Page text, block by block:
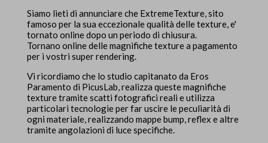
Siamo lieti di annunciare che ExtremeTexture, sito
famoso per la sua eccezionale qualità delle texture, e'
tornato online dopo un periodo di chiusura.
Tornano online delle magnifiche texture a pagamento
per i vostri super rendering.
Vi ricordiamo che lo studio capitanato da Eros
Paramento di PicusLab, realizza queste magnifiche
texture tramite scatti fotografici reali e utilizza
particolari tecnologie per far uscire le peculiarità di
ogni materiale, realizzando mappe bump, reflex e altre
tramite angolazioni di luce specifiche.